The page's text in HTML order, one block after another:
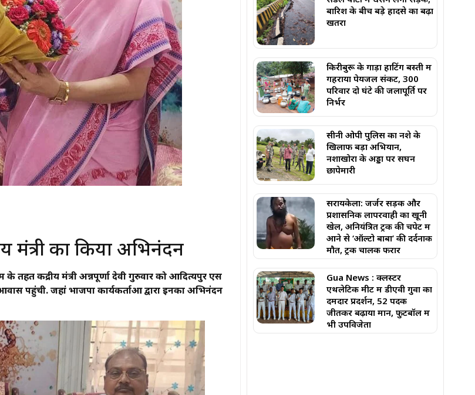
मंत्री का किया अभिनंदन
के तहत केंद्रीय मंत्री अन्नपूर्णा देवी गुरुवार को आदित्यपुर एस
पहुंची. जहां भाजपा कार्यकर्ताओं द्वारा इनका अभिनंदन
बारिश के बीच बड़े हादसे का बढ़ा
खतरा
किरीबुरू के गाड़ा हाटिंग बस्ती में
गहराया पेयजल संकट, 300
परिवार दो घंटे की जलापूर्ति पर
निर्भर
सीनी ओपी पुलिस का नशे के
खिलाफ बड़ा अभियान,
नशाखोरों के अड्डों पर सघन
छापेमारी
सरायकेला: जर्जर सड़क और
प्रशासनिक लापरवाही का खूनी
खेल, अनियंत्रित ट्रक की चपेट में
आने से ‘ऑल्टो बाबा’ की दर्दनाक
मौत, ट्रक चालक फरार
Gua News : क्लस्टर
एथलेटिक मीट में डीएवी गुवा का
दमदार प्रदर्शन, 52 पदक
जीतकर बढ़ाया मान, फुटबॉल में
भी उपविजेता